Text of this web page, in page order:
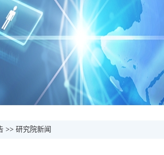
>> 研究院新闻